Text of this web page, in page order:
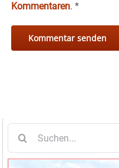
Kommentaren. *
nach: